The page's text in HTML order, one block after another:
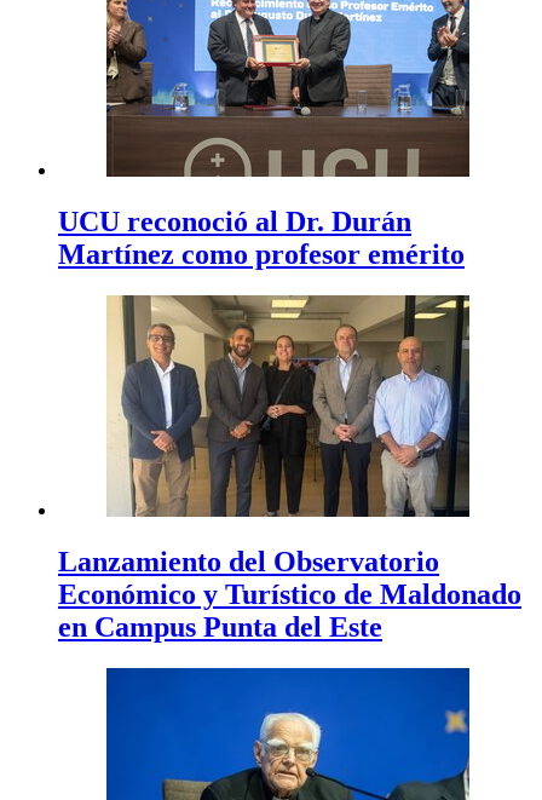
UCU reconoció al Dr. Durán
Martínez como profesor emérito
Lanzamiento del Observatorio
Económico y Turístico de Maldonado
en Campus Punta del Este